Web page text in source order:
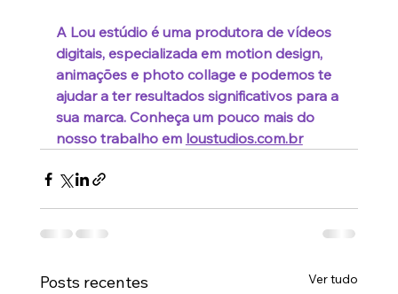
A Lou estúdio é uma produtora de vídeos
digitais, especializada em motion design,
animações e photo collage e podemos te
ajudar a ter resultados significativos para a
sua marca. Conheça um pouco mais do
nosso trabalho em loustudios.com.br
Posts recentes Ver tudo